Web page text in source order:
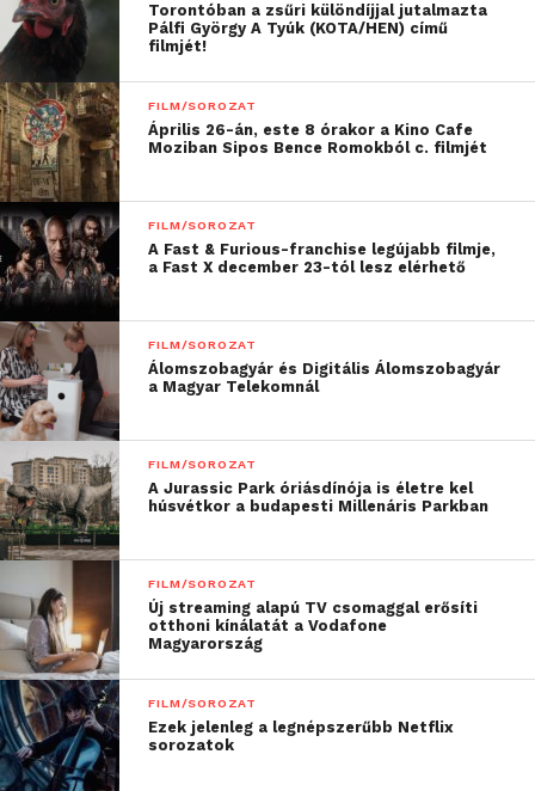
Torontóban a zsűri különdíjjal jutalmazta
Pálfi György A Tyúk (KOTA/HEN) című
filmjét!
FILM/SOROZAT
Április 26-án, este 8 órakor a Kino Cafe
Moziban Sipos Bence Romokból c. filmjét
FILM/SOROZAT
A Fast & Furious-franchise legújabb filmje,
a Fast X december 23-tól lesz elérhető
FILM/SOROZAT
Álomszobagyár és Digitális Álomszobagyár
a Magyar Telekomnál
FILM/SOROZAT
A Jurassic Park óriásdínója is életre kel
húsvétkor a budapesti Millenáris Parkban
FILM/SOROZAT
Új streaming alapú TV csomaggal erősíti
otthoni kínálatát a Vodafone
Magyarország
FILM/SOROZAT
Ezek jelenleg a legnépszerűbb Netflix
sorozatok